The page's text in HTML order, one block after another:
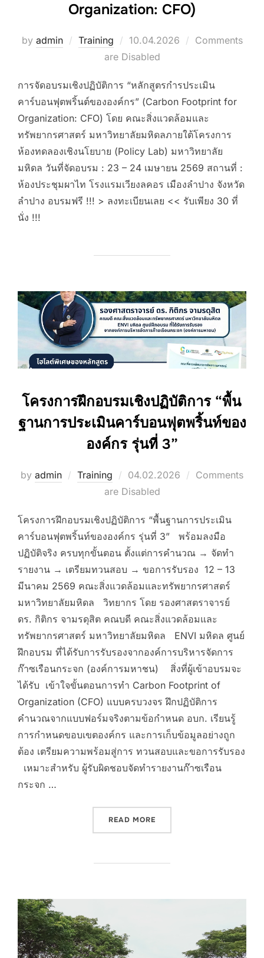
Organization: CFO)
by admin Training
Posted
on
10.04.2026
Comments
are Disabled
การจัดอบรมเชิงปฏิบัติการ “หลักสูตรกำรประเมิน
คาร์บอนฟุตพริ้นต์ขององค์กร” (Carbon Footprint for
Organization: CFO) โดย คณะสิ่งแวดล้อมและ
ทรัพยากรศาสตร์ มหาวิทยาลัยมหิดลภายใต้โครงการ
ห้องทดลองเชิงนโยบาย (Policy Lab) มหาวิทยาลัย
มหิดล วันที่จัดอบรม : 23 – 24 เมษายน 2569 สถานที่ :
ห้องประชุมผาไท โรงแรมเวียงลคอร เมืองลำปาง จังหวัด
ลำปาง อบรมฟรี !!! > ลงทะเบียนเลย << รับเพียง 30 ที่
นั่ง !!!
โครงการฝึกอบรมเชิงปฏิบัติการ “พื้น
ฐานการประเมินคาร์บอนฟุตพริ้นท์ของ
องค์กร รุ่นที่ 3”
by admin Training
Posted
on
04.02.2026
Comments
are Disabled
โครงการฝึกอบรมเชิงปฏิบัติการ “พื้นฐานการประเมิน
คาร์บอนฟุตพริ้นท์ขององค์กร รุ่นที่ 3” พร้อมลงมือ
ปฏิบัติจริง ครบทุกขั้นตอน ตั้งแต่การคำนวณ → จัดทำ
รายงาน → เตรียมทวนสอบ → ขอการรับรอง 12 – 13
มีนาคม 2569 คณะสิ่งแวดล้อมและทรัพยากรศาสตร์
มหาวิทยาลัยมหิดล วิทยากร โดย รองศาสตราจารย์
ดร. กิติกร จามรดุสิต คณบดี คณะสิ่งแวดล้อมและ
ทรัพยากรศาสตร์ มหาวิทยาลัยมหิดล ENVI มหิดล ศูนย์
ฝึกอบรม ที่ได้รับการรับรองจากองค์การบริหารจัดการ
ก๊าซเรือนกระจก (องค์การมหาชน) สิ่งที่ผู้เข้าอบรมจะ
ได้รับ เข้าใจขั้นตอนการทำ Carbon Footprint of
Organization (CFO) แบบครบวงจร ฝึกปฏิบัติการ
คำนวณจากแบบฟอร์มจริงตามข้อกำหนด อบก. เรียนรู้
การกำหนดขอบเขตองค์กร และการเก็บข้อมูลอย่างถูก
ต้อง เตรียมความพร้อมสู่การ ทวนสอบและขอการรับรอง
เหมาะสำหรับ ผู้รับผิดชอบจัดทำรายงานก๊าซเรือน
กระจก …
READ MORE